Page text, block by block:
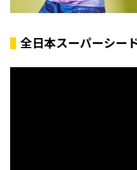
全日本スーパーシー